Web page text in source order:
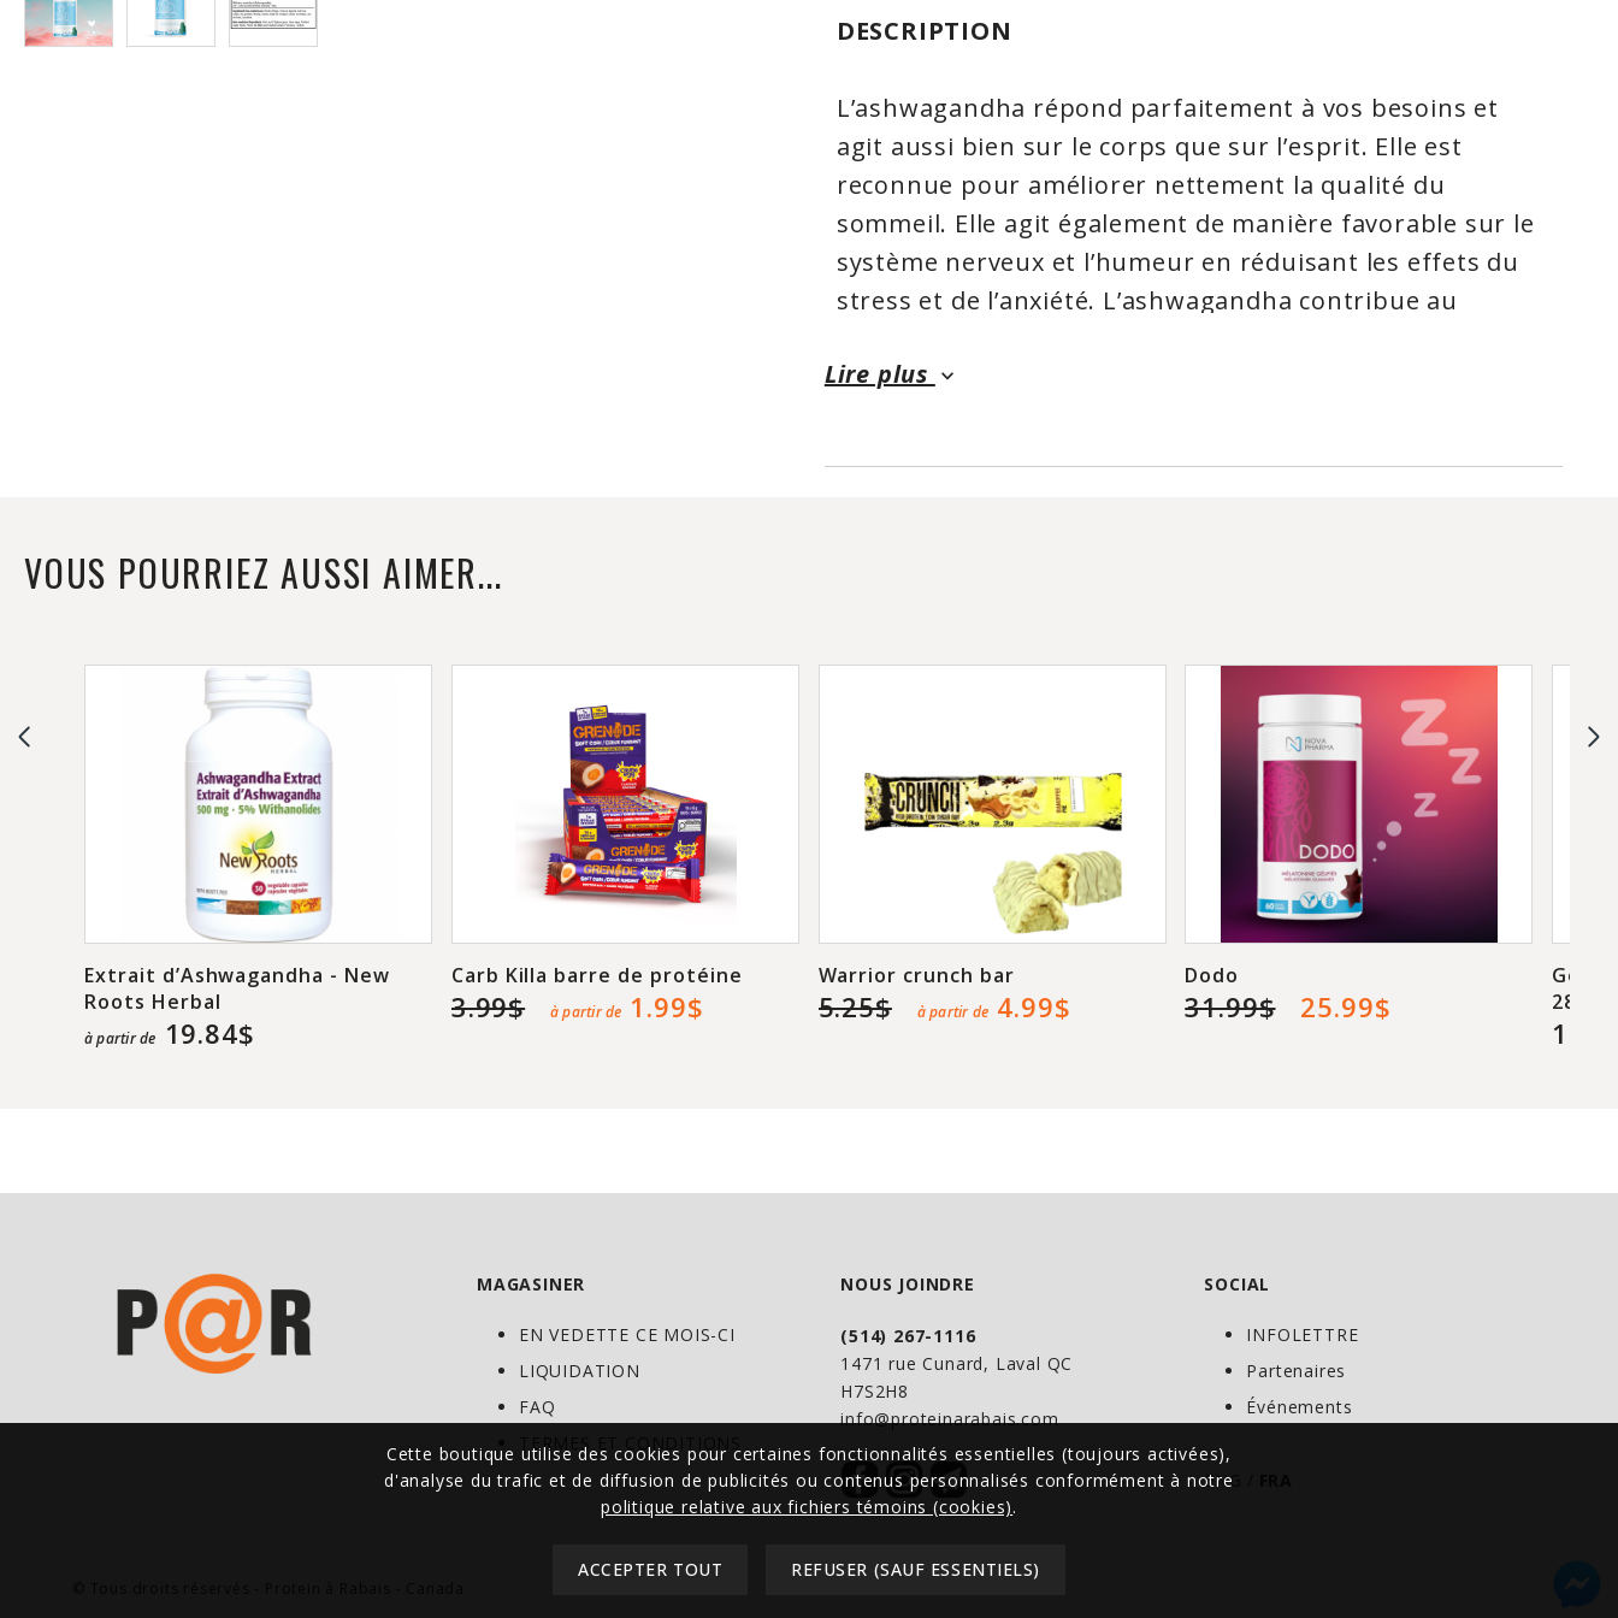
Cette boutique utilise des cookies pour certaines fonctionnalités essentielles (toujours activées),
d'analyse du trafic et de diffusion de publicités ou contenus personnalisés conformément à notre
politique relative aux fichiers témoins (cookies).
ACCEPTER TOUT REFUSER (SAUF ESSENTIELS)
DESCRIPTION
L’ashwagandha répond parfaitement à vos besoins et
agit aussi bien sur le corps que sur l’esprit. Elle est
reconnue pour améliorer nettement la qualité du
sommeil. Elle agit également de manière favorable sur le
système nerveux et l’humeur en réduisant les effets du
stress et de l’anxiété. L’ashwagandha contribue au
les fonctions cognitives.
Lire plus keyboard_arrow_down
VOUS POURRIEZ AUSSI AIMER...
Extrait d’Ashwagandha - New
Roots Herbal
à partir de 19.84$
Carb Killa barre de protéine
3.99$ à partir de 1.99$
Warrior crunch bar
5.25$ à partir de 4.99$
Dodo
31.99$ 25.99$
28g
MAGASINER
EN VEDETTE CE MOIS-CI
LIQUIDATION
FAQ
TERMES ET CONDITIONS
NOUS JOINDRE
(514) 267-1116
1471 rue Cunard, Laval QC
H7S2H8
info@proteinarabais.com
SOCIAL
INFOLETTRE
Partenaires
Événements
ENG
à